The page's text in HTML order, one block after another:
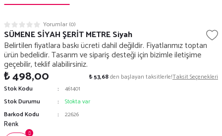
Yorumlar (0)
SÜMENE SİYAH ŞERİT METRE Siyah
Belirtilen fiyatlara baskı ücreti dahil değildir. Fiyatlarımız toptan
ürün bedelidir. Tasarım ve sipariş desteği için bizimle iletişime
geçebilir, teklif alabilirsiniz.
₺ 498,00 ₺ 53,68den başlayan taksitlerle!Taksit Seçenekleri
Stok Kodu
461401
Stok Durumu
Stokta var
Barkod Kodu
22626
Renk